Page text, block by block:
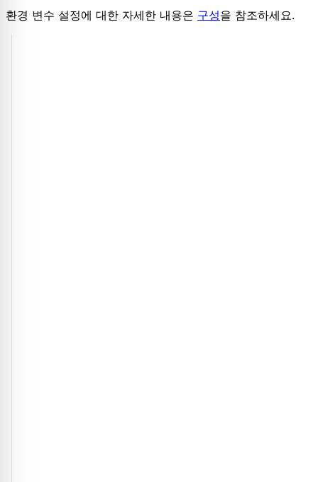
환경 변수 설정에 대한 자세한 내용은 구성을 참조하세요.